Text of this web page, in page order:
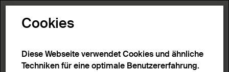
6 Ergebnisse
Cookies
Diese Webseite verwendet Cookies und ähnliche
Techniken für eine optimale Benutzererfahrung.